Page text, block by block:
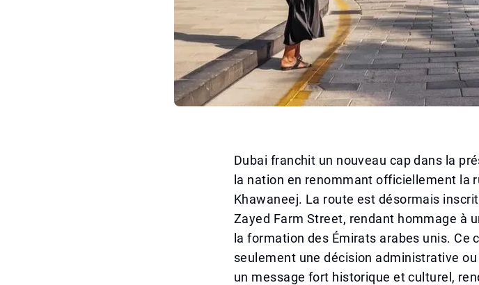
Dubai franchit un nouveau cap dans la
la nation en renommant officiellement la
Khawaneej. La route est désormais
Zayed Farm Street, rendant hommage à
la formation des Émirats arabes unis. Ce
seulement une décision administrative
un message fort historique et culturel,